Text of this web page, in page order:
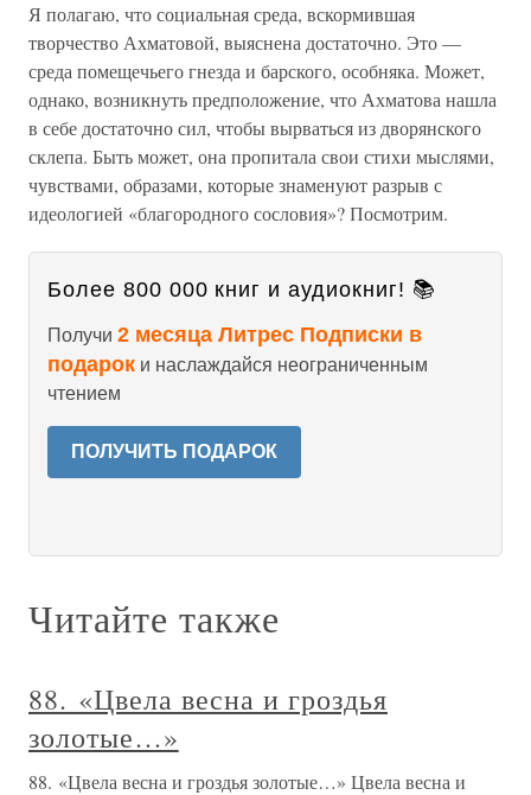
Я полагаю, что социальная среда, вскормившая
творчество Ахматовой, выяснена достаточно. Это —
среда помещечьего гнезда и барского, особняка. Может,
однако, возникнуть предположение, что Ахматова нашла
в себе достаточно сил, чтобы вырваться из дворянского
склепа. Быть может, она пропитала свои стихи мыслями,
чувствами, образами, которые знаменуют разрыв с
идеологией «благородного сословия»? Посмотрим.
Более 800 000 книг и аудиокниг! 📚
Получи 2 месяца Литрес Подписки в
подарок и наслаждайся неограниченным
чтением
ПОЛУЧИТЬ ПОДАРОК
Читайте также
88. «Цвела весна и гроздья
золотые…»
88. «Цвела весна и гроздья золотые…» Цвела весна и